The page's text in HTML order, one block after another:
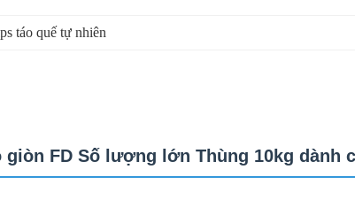
táo quế tự nhiên
FD Số lượng lớn Thùng 10kg dành